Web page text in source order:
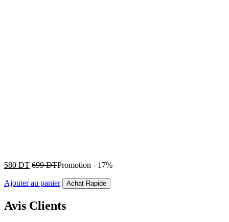
580 DT 699DTPromotion - 17%
Ajouter au panier Achat Rapide
Avis Clients